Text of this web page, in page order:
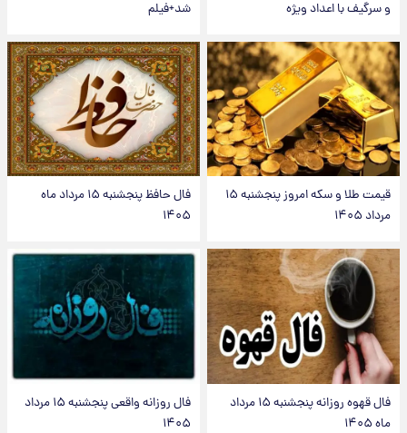
و سرگیف با اعداد ویژه
شد+فیلم
قیمت طلا و سکه امروز پنجشنبه ۱۵
مرداد ۱۴۰۵
فال حافظ پنجشنبه ۱۵ مرداد ماه
۱۴۰۵
فال قهوه روزانه پنجشنبه ۱۵ مرداد
ماه ۱۴۰۵
فال روزانه واقعی پنجشنبه ۱۵ مرداد
۱۴۰۵